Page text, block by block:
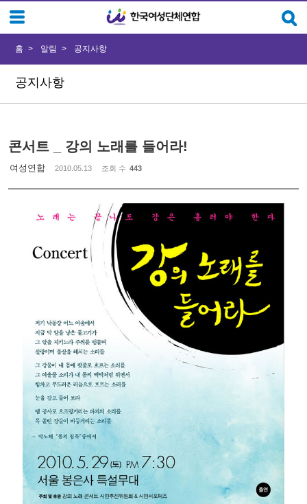
공지사항
홈 알림 공지사항
콘서트 _ 강의 노래를 들어라!
여성연합 2010.05.13 조회 수 443